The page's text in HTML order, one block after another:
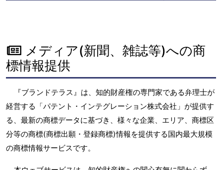
メディア(新聞、雑誌等)への商
標情報提供
『ブランドテラス』は、知的財産権の専門家である弁理士が
経営する「パテント・インテグレーション株式会社」が提供す
る、最新の商標データに基づき、様々な企業、エリア、商標区
分等の商標(商標出願・登録商標)情報を提供する国内最大規模
の商標情報サービスです。